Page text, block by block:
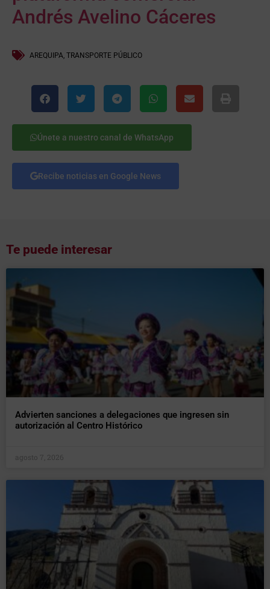
Andrés Avelino Cáceres
AREQUIPA TRANSPORTE PÚBLICO
Únete a nuestro canal de WhatsApp
Recibe noticias en Google News
Te puede interesar
Advierten sanciones a delegaciones que ingresen sin
autorización al Centro Histórico
agosto 7, 2026